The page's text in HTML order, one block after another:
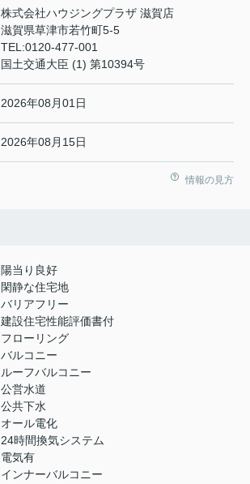
株式会社ハウジングプラザ 滋賀店
滋賀県草津市若竹町5-5
TEL:0120-477-001
国土交通大臣 (1) 第10394号
2026年08月01日
2026年08月15日
情報の見方
陽当り良好
閑静な住宅地
バリアフリー
建設住宅性能評価書付
フローリング
バルコニー
ルーフバルコニー
公営水道
公共下水
オール電化
24時間換気システム
電気有
インナーバルコニー